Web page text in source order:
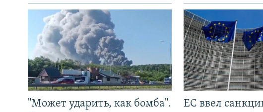
"Может ударить, как бомба".
ЕС ввел